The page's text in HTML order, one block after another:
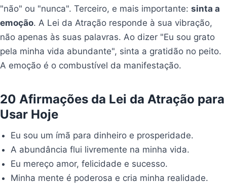
"não" ou "nunca". Terceiro, e mais importante: sinta a
emoção. A Lei da Atração responde à sua vibração,
não apenas às suas palavras. Ao dizer "Eu sou grato
pela minha vida abundante", sinta a gratidão no peito.
A emoção é o combustível da manifestação.
20 Afirmações da Lei da Atração para
Usar Hoje
Eu sou um ímã para dinheiro e prosperidade.
A abundância flui livremente na minha vida.
Eu mereço amor, felicidade e sucesso.
Minha mente é poderosa e cria minha realidade.